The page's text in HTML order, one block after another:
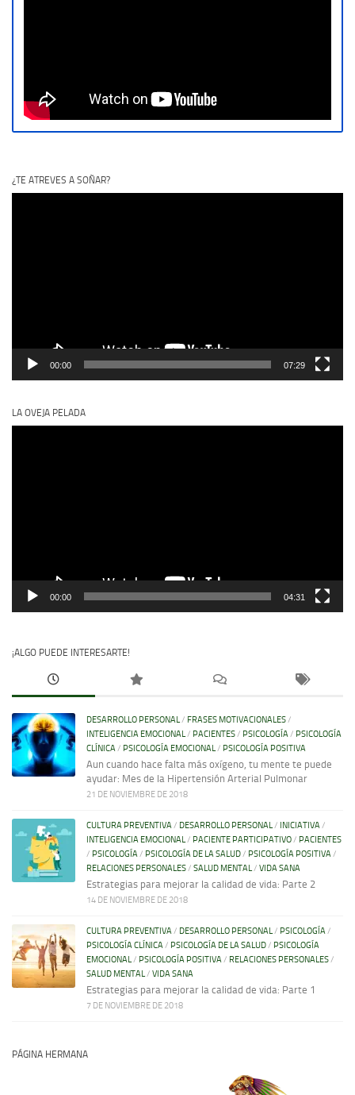
¿TE ATREVES A SOÑAR?
00:00 07:29
LA OVEJA PELADA
00:00 04:31
¡ALGO PUEDE INTERESARTE!
DESARROLLO PERSONAL/ FRASES MOTIVACIONALES/
INTELIGENCIA EMOCIONAL/ PACIENTES/ PSICOLOGÍA/ PSICOLOGÍA
CLÍNICA/ PSICOLOGÍA EMOCIONAL/ PSICOLOGÍA POSITIVA
Aun cuando hace falta más oxígeno, tu mente te puede
ayudar: Mes de la Hipertensión Arterial Pulmonar
21 DE NOVIEMBRE DE 2018
CULTURA PREVENTIVA/ DESARROLLO PERSONAL/ INICIATIVA/
INTELIGENCIA EMOCIONAL/ PACIENTE PARTICIPATIVO/ PACIENTES
/ PSICOLOGÍA/ PSICOLOGÍA DE LA SALUD/ PSICOLOGÍA POSITIVA/
RELACIONES PERSONALES/ SALUD MENTAL/ VIDA SANA
Estrategias para mejorar la calidad de vida: Parte 2
14 DE NOVIEMBRE DE 2018
CULTURA PREVENTIVA/ DESARROLLO PERSONAL/ PSICOLOGÍA/
PSICOLOGÍA CLÍNICA/ PSICOLOGÍA DE LA SALUD/ PSICOLOGÍA
EMOCIONAL/ PSICOLOGÍA POSITIVA/ RELACIONES PERSONALES/
SALUD MENTAL/ VIDA SANA
Estrategias para mejorar la calidad de vida: Parte 1
7 DE NOVIEMBRE DE 2018
PÁGINA HERMANA